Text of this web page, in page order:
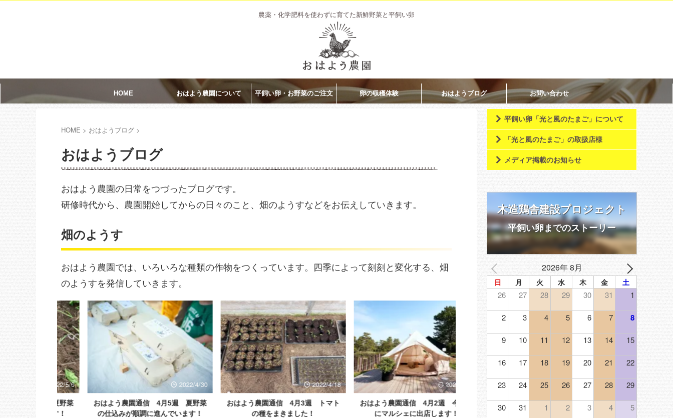
農薬・化学肥料を使わずに育てた新鮮野菜と平飼い卵
HOME おはよう農園について 平飼い卵・お野菜のご注文 卵の収穫体験 おはようブログ お問い合わせ
HOME > おはようブログ >
おはようブログ
おはよう農園の日常をつづったブログです。
研修時代から、農園開始してからの日々のこと、畑のようすなどをお伝えしていきます。
畑のようす
おはよう農園では、いろいろな種類の作物をつくっています。四季によって刻刻と変化する、畑
のようすを発信していきます。
1週 夏野菜
2022/4/30
おはよう農園通信 4月5週 夏野菜
の仕込みが順調に進んでいます！
2022/4/18
おはよう農園通信 4月3週 トマト
の種をまきました！
2022/4/19
おはよう農園通信 4月2週 今月末
にマルシェに出店します！
2022/9/30
おはよう農園通信｜10月19日に新し
おはよう農園通信 5
平飼い卵「光と風のたまご」について
「光と風のたまご」の取扱店様
メディア掲載のお知らせ
木造鶏舎建設プロジェクト
平飼い卵までのストーリー
2026年 8月
日 月 火 水 木 金 土
26 27 28 29 30 31 1
2 3 4 5 6 7 8
9 10 11 12 13 14 15
16 17 18 19 20 21 22
23 24 25 26 27 28 29
30 31 1 2 3 4 5